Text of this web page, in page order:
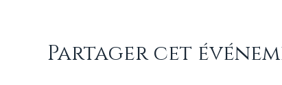
Partager cet